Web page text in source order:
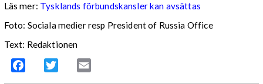
Läs mer: Tysklands förbundskansler kan avsättas
Foto: Sociala medier resp President of Russia Office
Text: Redaktionen
Facebook Twitter